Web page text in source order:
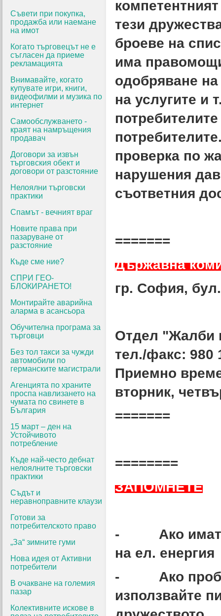
Съвети при покупка,
продажба или наемане
на имот
Когато търговецът не е
съгласен да приеме
рекламацията
Внимавайте, когато
купувате игри, книги,
видеофилми и музика по
интернет
Самообслужването -
краят на намръщения
продавач
Договори за извън
търговския обект и
договори от разстояние
Нелоялни търговски
практики
Спамът - вечният враг
Новите права при
пазаруване от
разстояние
Къде сме ние?
СПРИ ГЕО-
БЛОКИРАНЕТО!
Монтирайте аварийна
аларма в асансьора
Обучителна програма за
търговци
Без тол такси за чужди
автомобили по
германските магистрали
Агенцията по храните
проспа навлизането на
чумата по свинете в
България
15 март – ден на
Устойчивото
потребление
Къде най-често дебнат
нелоялните търговски
практики
Съдът и
неравноправните клаузи
Готови за
потребителското право
„За“ зимните гуми
Нова идея от Активни
потребители
В очакване на големия
пазар
Колективните искове в
тези
броеве на
има
одобряване
на услугите и
проверка по
нарушения
съответния
=======
Държавна
гр. София,
Отдел "Жалби
тел./факс: 980
Приемно
вторник,
=======
========
ЗАПОМНЕТЕ
- Ако имате
на ел. енергия
- Ако
използвайте